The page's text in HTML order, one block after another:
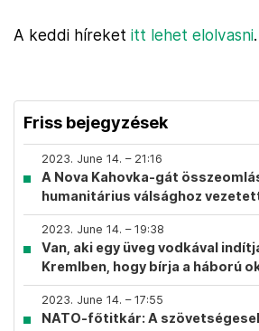
A keddi híreket itt lehet elolvasni.
Friss bejegyzések
2023. June 14. – 21:16
A Nova Kahovka-gát
humanitárius válsághoz
2023. June 14. – 19:38
Van, aki egy üveg vodkával
Kremlben, hogy bírja a háború
2023. June 14. – 17:55
NATO-főtitkár: A